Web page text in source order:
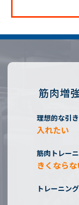
筋肉増
理想的な引
入れたい
筋肉トレー
きくならな
トレーニン